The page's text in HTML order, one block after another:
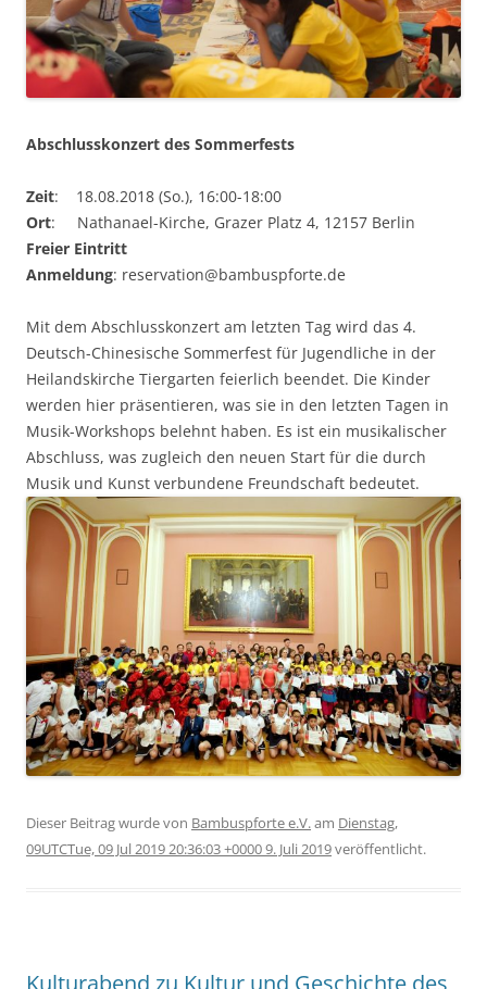
Abschlusskonzert des Sommerfests
Zeit: 18.08.2018 (So.), 16:00-18:00
Ort: Nathanael-Kirche, Grazer Platz 4, 12157 Berlin
Freier Eintritt
Anmeldung: reservation@bambuspforte.de
Mit dem Abschlusskonzert am letzten Tag wird das 4.
Deutsch-Chinesische Sommerfest für Jugendliche in der
Heilandskirche Tiergarten feierlich beendet. Die Kinder
werden hier präsentieren, was sie in den letzten Tagen in
Musik-Workshops belehnt haben. Es ist ein musikalischer
Abschluss, was zugleich den neuen Start für die durch
Musik und Kunst verbundene Freundschaft bedeutet.
Dieser Beitrag wurdevon Bambuspforte e.V.am Dienstag,
09UTCTue, 09 Jul 2019 20:36:03 +0000 9. Juli 2019veröffentlicht.